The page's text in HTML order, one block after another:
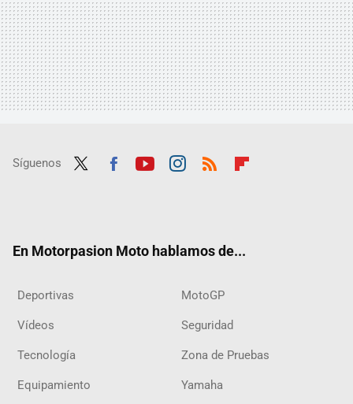
Síguenos
En Motorpasion Moto hablamos de...
Deportivas MotoGP
Vídeos Seguridad
Tecnología Zona de Pruebas
Equipamiento Yamaha